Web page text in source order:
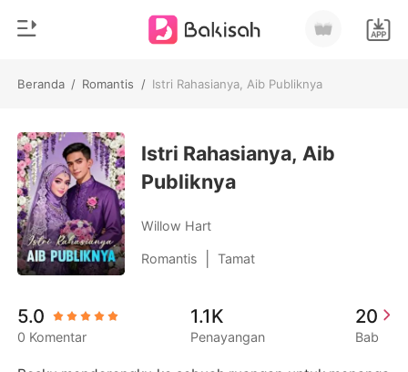
Beranda / Romantis / Istri Rahasianya, Aib Publiknya
Pengisian Ulang
Riwayat Membaca
Keluar
Unduh Aplikasi
Genre
Modern
Romantis
Cerita pendek
Likantrof
Istri Rahasianya, Aib
Publiknya
Willow Hart
Romantis Tamat
5.0
0 Komentar
1.1K
Penayangan
20
Bab